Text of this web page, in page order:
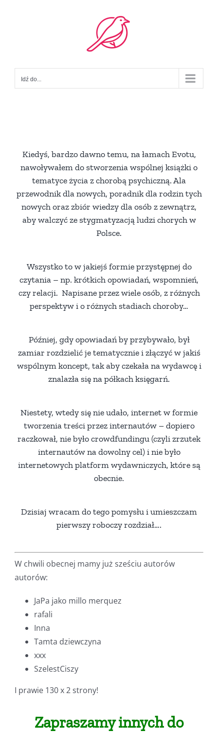
Idź do...
Kiedyś, bardzo dawno temu, na łamach Evotu,
nawoływałem do stworzenia wspólnej książki o
tematyce życia z chorobą psychiczną. Ala
przewodnik dla nowych, poradnik dla rodzin tych
nowych oraz zbiór wiedzy dla osób z zewnątrz,
aby walczyć ze stygmatyzacją ludzi chorych w
Polsce.
Wszystko to w jakiejś formie przystępnej do
czytania – np. krótkich opowiadań, wspomnień,
czy relacji. Napisane przez wiele osób, z różnych
perspektyw i o różnych stadiach choroby…
Później, gdy opowiadań by przybywało, był
zamiar rozdzielić je tematycznie i złączyć w jakiś
wspólnym koncept, tak aby czekała na wydawcę i
znalazła się na półkach księgarń.
Niestety, wtedy się nie udało, internet w formie
tworzenia treści przez internautów – dopiero
raczkował, nie było crowdfundingu (czyli zrzutek
internautów na dowolny cel) i nie było
internetowych platform wydawniczych, które są
obecnie.
Dzisiaj wracam do tego pomysłu i umieszczam
pierwszy roboczy rozdział….
W chwili obecnej mamy już sześciu autorów
autorów:
JaPa jako millo merquez
rafali
Inna
Tamta dziewczyna
xxx
SzelestCiszy
I prawie 130 x 2 strony!
Zapraszamy innych do